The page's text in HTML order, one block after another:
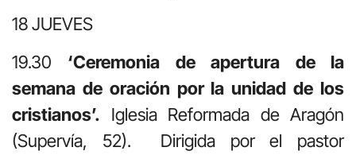
18 JUEVES
19.30 ‘Ceremonia de apertura de la
semana de oración por la unidad de los
cristianos’. Iglesia Reformada de Aragón
(Supervía, 52). Dirigida por el pastor